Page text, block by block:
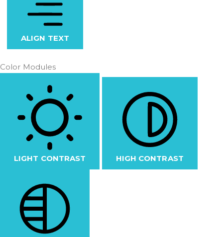
ALIGN TEXT
Color Modules
LIGHT CONTRAST HIGH CONTRAST